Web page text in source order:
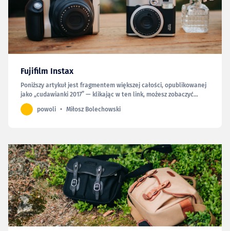
Fujifilm Instax
Poniższy artykuł jest fragmentem większej całości, opublikowanej
jako „cudawianki 2017” — klikając w ten link, możesz zobaczyć
całość. Instaxy, czyli współczesne aparaty do fotografii
natychmiastowej zna chyba każdy, kto choć trochę interesuje się
powoli Miłosz Bolechowski